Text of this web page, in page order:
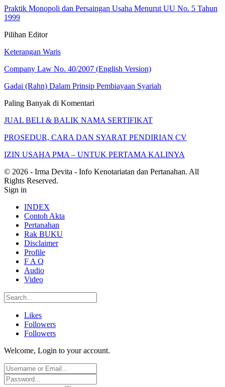
Praktik Monopoli dan Persaingan Usaha Menurut UU No. 5 Tahun
1999
Pilihan Editor
Keterangan Waris
Company Law No. 40/2007 (English Version)
Gadai (Rahn) Dalam Prinsip Pembiayaan Syariah
Paling Banyak di Komentari
JUAL BELI & BALIK NAMA SERTIFIKAT
PROSEDUR, CARA DAN SYARAT PENDIRIAN CV
IZIN USAHA PMA – UNTUK PERTAMA KALINYA
© 2026 - Irma Devita - Info Kenotariatan dan Pertanahan. All
Rights Reserved.
Sign in
INDEX
Contoh Akta
Pertanahan
Rak BUKU
Disclaimer
Profile
F A Q
Audio
Video
Likes
Followers
Followers
Welcome, Login to your account.